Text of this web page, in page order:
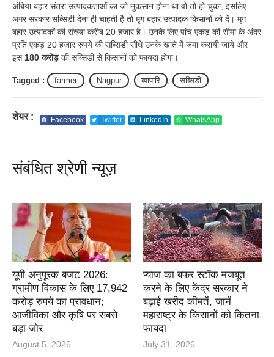
अंबिया बहार संतरा उत्पादकताओं का जो नुकसान होना था वो तो हो चुका, इसलिए
अगर सरकार सब्सिडी देना ही चाहती है तो मृग बहार उत्पादक किसानों को दें। मृग
बहार उत्पादकों की संख्या करीब 20 हजार है। उनके लिए पांच एकड़ की सीमा के अंदर
प्रति एकड़ 20 हजार रुपये की सब्सिडी सीधे उनके खाते में जमा करायी जाये और
इस180 करोड़की सब्सिडी से किसानों को फायदा होगा।
Tagged : farmer Nagpur व्यापारि सब्सिडी
शेयर : Facebook Twitter LinkedIn WhatsApp
संबंधित श्रेणी न्यूज़
यूपी अनुपूरक बजट 2026:
ग्रामीण विकास के लिए 17,942
करोड़ रुपये का प्रावधान;
आजीविका और कृषि पर सबसे
बड़ा जोर
August 5, 2026
प्याज का बफर स्टॉक मजबूत
करने के लिए केंद्र सरकार ने
बढ़ाई खरीद कीमतें, जानें
महाराष्ट्र के किसानों को कितना
फायदा
July 31, 2026